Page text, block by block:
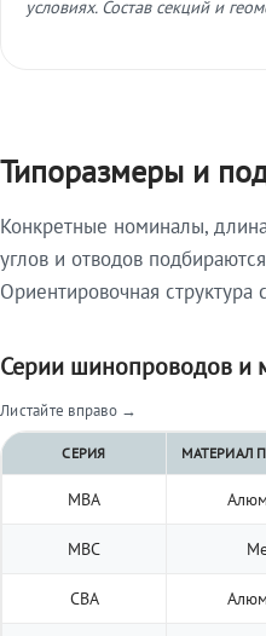
условиях. Состав секций и
Типоразмеры и
Конкретные номиналы,
углов и отводов
Ориентировочная
Серии шинопроводов и
Листайте вправо →
СЕРИЯ МАТЕРИАЛ
МВА
МВС
СВА